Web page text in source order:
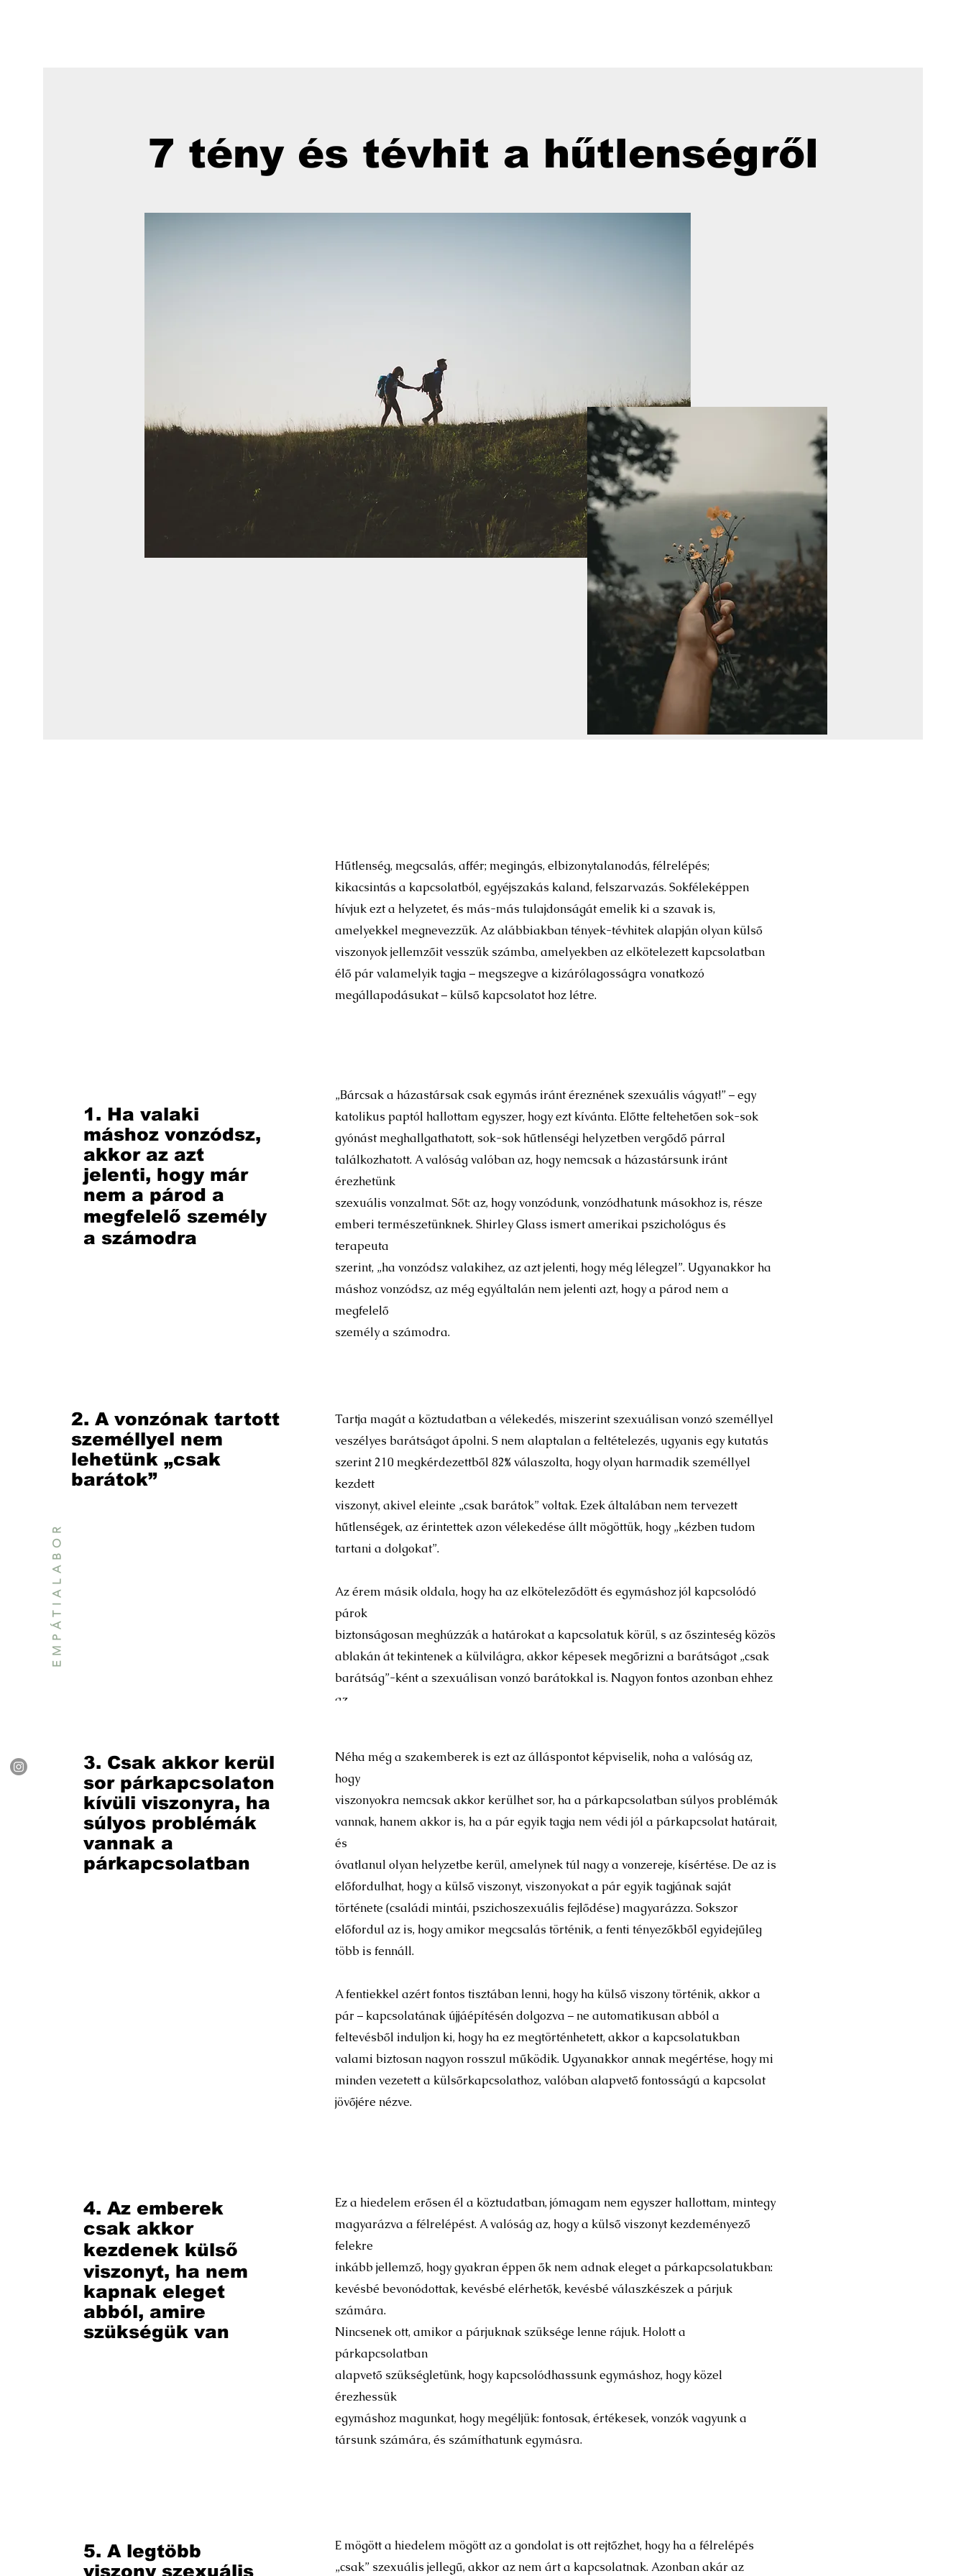
EMPÁTIALABOR
7 tény és tévhit a hűtlenségről
Hűtlenség, megcsalás, affér; megingás, elbizonytalanodás, félrelépés;
kikacsintás a kapcsolatból, egyéjszakás kaland, felszarvazás. Sokféleképpen
hívjuk ezt a helyzetet, és más-más tulajdonságát emelik ki a szavak is,
amelyekkel megnevezzük. Az alábbiakban tények-tévhitek alapján olyan külső
viszonyok jellemzőit vesszük számba, amelyekben az elkötelezett kapcsolatban
élő pár valamelyik tagja – megszegve a kizárólagosságra vonatkozó
megállapodásukat – külső kapcsolatot hoz létre.
1. Ha valaki
máshoz vonzódsz,
akkor az azt
jelenti, hogy már
nem a párod a
megfelelő személy
a számodra
„Bárcsak a házastársak csak egymás iránt éreznének szexuális vágyat!” – egy
katolikus paptól hallottam egyszer, hogy ezt kívánta. Előtte feltehetően sok-sok
gyónást meghallgathatott, sok-sok hűtlenségi helyzetben vergődő párral
találkozhatott. A valóság valóban az, hogy nemcsak a házastársunk iránt
érezhetünk
szexuális vonzalmat. Sőt: az, hogy vonzódunk, vonzódhatunk másokhoz is, része
emberi természetünknek. Shirley Glass ismert amerikai pszichológus és
terapeuta
szerint, „ha vonzódsz valakihez, az azt jelenti, hogy még lélegzel”. Ugyanakkor ha
máshoz vonzódsz, az még egyáltalán nem jelenti azt, hogy a párod nem a
megfelelő
személy a számodra.
2. A vonzónak tartott
személlyel nem
lehetünk „csak
barátok”
Tartja magát a köztudatban a vélekedés, miszerint szexuálisan vonzó személlyel
veszélyes barátságot ápolni. S nem alaptalan a feltételezés, ugyanis egy kutatás
szerint 210 megkérdezettből 82% válaszolta, hogy olyan harmadik személlyel
kezdett
viszonyt, akivel eleinte „csak barátok” voltak. Ezek általában nem tervezett
hűtlenségek, az érintettek azon vélekedése állt mögöttük, hogy „kézben tudom
tartani a dolgokat”.
Az érem másik oldala, hogy ha az elköteleződött és egymáshoz jól kapcsolódó
párok
biztonságosan meghúzzák a határokat a kapcsolatuk körül, s az őszinteség közös
ablakán át tekintenek a külvilágra, akkor képesek megőrizni a barátságot „csak
barátság”-ként a szexuálisan vonzó barátokkal is. Nagyon fontos azonban ehhez
az
3. Csak akkor kerül
sor párkapcsolaton
kívüli viszonyra, ha
súlyos problémák
vannak a
párkapcsolatban
Néha még a szakemberek is ezt az álláspontot képviselik, noha a valóság az,
hogy
viszonyokra nemcsak akkor kerülhet sor, ha a párkapcsolatban súlyos problémák
vannak, hanem akkor is, ha a pár egyik tagja nem védi jól a párkapcsolat határait,
és
óvatlanul olyan helyzetbe kerül, amelynek túl nagy a vonzereje, kísértése. De az is
előfordulhat, hogy a külső viszonyt, viszonyokat a pár egyik tagjának saját
története (családi mintái, pszichoszexuális fejlődése) magyarázza. Sokszor
előfordul az is, hogy amikor megcsalás történik, a fenti tényezőkből egyidejűleg
több is fennáll.
A fentiekkel azért fontos tisztában lenni, hogy ha külső viszony történik, akkor a
pár – kapcsolatának újjáépítésén dolgozva – ne automatikusan abból a
feltevésből induljon ki, hogy ha ez megtörténhetett, akkor a kapcsolatukban
valami biztosan nagyon rosszul működik. Ugyanakkor annak megértése, hogy mi
minden vezetett a külsőrkapcsolathoz, valóban alapvető fontosságú a kapcsolat
jövőjére nézve.
4. Az emberek
csak akkor
kezdenek külső
viszonyt, ha nem
kapnak eleget
abból, amire
szükségük van
Ez a hiedelem erősen él a köztudatban, jómagam nem egyszer hallottam, mintegy
magyarázva a félrelépést. A valóság az, hogy a külső viszonyt kezdeményező
felekre
inkább jellemző, hogy gyakran éppen ők nem adnak eleget a párkapcsolatukban:
kevésbé bevonódottak, kevésbé elérhetők, kevésbé válaszkészek a párjuk
számára.
Nincsenek ott, amikor a párjuknak szüksége lenne rájuk. Holott a
párkapcsolatban
alapvető szükségletünk, hogy kapcsolódhassunk egymáshoz, hogy közel
érezhessük
egymáshoz magunkat, hogy megéljük: fontosak, értékesek, vonzók vagyunk a
társunk számára, és számíthatunk egymásra.
5. A legtöbb
viszony szexuális
E mögött a hiedelem mögött az a gondolat is ott rejtőzhet, hogy ha a félrelépés
„csak” szexuális jellegű, akkor az nem árt a kapcsolatnak. Azonban akár az